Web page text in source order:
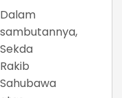
Dalam
sambutannya,
Sekda
Rakib
Sahubawa